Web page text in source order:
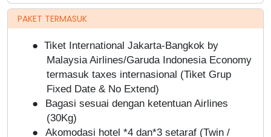
PAKET TERMASUK
● Tiket International Jakarta-Bangkok by
Malaysia Airlines/Garuda Indonesia Economy
termasuk taxes internasional (Tiket Grup
Fixed Date & No Extend)
●
Bagasi sesuai dengan ketentuan Airlines
(30Kg)
●
Akomodasi hotel *4 dan*3 setaraf (Twin /